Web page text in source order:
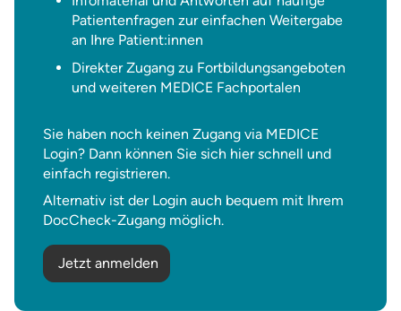
Patientenfragen zur einfachen Weitergabe
an Ihre Patient:innen
Direkter Zugang zu Fortbildungsangeboten
und weiteren MEDICE Fachportalen
Sie haben noch keinen Zugang via MEDICE
Login? Dann können Sie sich hier schnell und
einfach registrieren.
Alternativ ist der Login auch bequem mit Ihrem
DocCheck-Zugang möglich.
Jetzt anmelden